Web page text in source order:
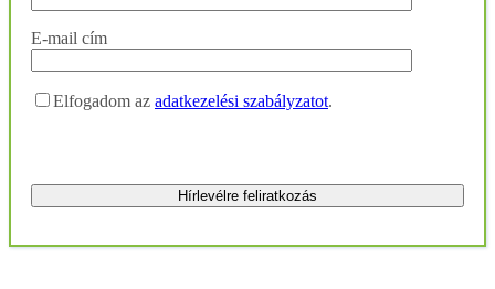
E-mail cím
Elfogadom az adatkezelési szabályzatot.